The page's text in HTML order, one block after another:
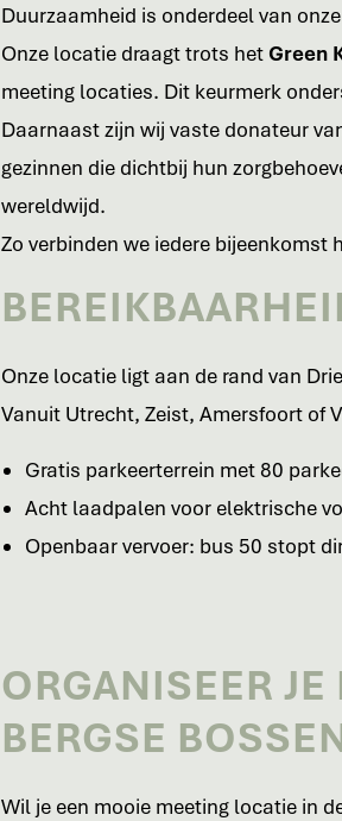
Duurzaamheid is onderdeel van
Onze locatie draagt trots het Green
meeting locaties. Dit keurmerk
Daarnaast zijn wij vaste donateur
gezinnen die dichtbij hun
wereldwijd.
Zo verbinden we iedere bijeenkomst
Onze locatie ligt aan de rand van
Vanuit Utrecht, Zeist, Amersfoort of
Gratis parkeerterrein met 80
Acht laadpalen voor elektrische
Openbaar vervoer: bus 50 stopt
ORGANISEER
BERGSE
Wil je een mooie meeting locatie in